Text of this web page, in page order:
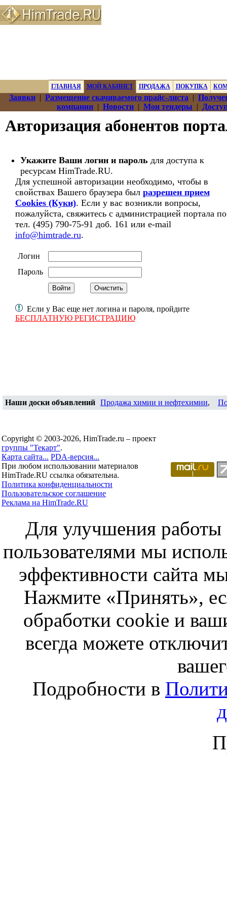
ГЛАВНАЯ МОЙ КАБИНЕТ ПРОДАЖА ПОКУПКА
Заявки| Размещение скачиваемого прайс-листа |
компании | Новости | Мои тендеры |
Авторизация абонентов
Укажите Ваши логин и пароль для доступа к
ресурсам HimTrade.RU.
Для успешной авторизации необходимо, чтобы в
свойствах Вашего браузера был разрешен прием
Cookies (Куки). Если у вас возникли вопросы,
пожалуйста, свяжитесь с администрацией портала по
тел. (495) 790-75-91 доб. 161 или e-mail
info@himtrade.ru.
Логин
Пароль
Если у Вас еще нет логина и пароля, пройдите
БЕСПЛАТНУЮ РЕГИСТРАЦИЮ
Наши доски объявлений Продажа химии и нефтехимии,
Copyright © 2003-2026, HimTrade.ru – проект
группы "Текарт".
Карта сайта... PDA-версия...
При любом использовании материалов
HimTrade.RU ссылка обязательна.
Политика конфиденциальности
Пользовательское соглашение
Реклама на HimTrade.RU
Для улучшения работы
пользователями мы
эффективности сайта
Нажмите «Принять»,
обработки cookie и
всегда можете
Подробности в